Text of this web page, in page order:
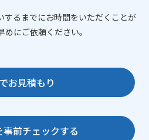
るまでにお時間をいただくことが
めにご依頼ください。
お見積もり
前チェックする